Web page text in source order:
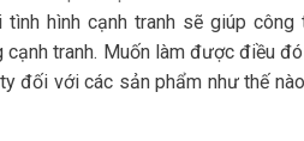
hình cạnh tranh sẽ giúp
tranh. Muốn làm được điều
đối với các sản phẩm như thế